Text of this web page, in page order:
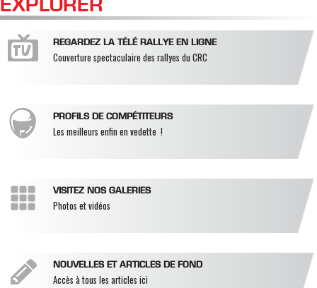
EXPLORER
REGARDEZ LA TÉLÉ RALLYE EN LIGNE
Couverture spectaculaire des rallyes du CRC
PROFILS DE COMPÉTITEURS
Les meilleurs enfin en vedette !
VISITEZ NOS GALERIES
Photos et vidéos
NOUVELLES ET ARTICLES DE FOND
Accès à tous les articles ici